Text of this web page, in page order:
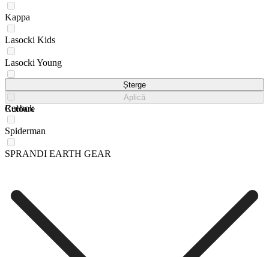
Kappa
Lasocki Kids
Lasocki Young
Reebok
Spiderman
SPRANDI EARTH GEAR
Șterge
Aplică
Culoare